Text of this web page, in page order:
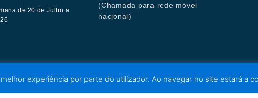
de 20 de Julho a
(Chamada para rede móvel
nacional)
experiência por parte do utilizador. Ao navegar no site estará a